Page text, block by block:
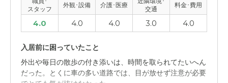
近隣環境や交通アクセスについて
討の施設に入った感じになります。
料金費用について
スタッフ
外観･設備 介護･医療
交通
料金･費用
4.0 4.0 4.0 3.0 4.0
入居前に困っていたこと
外出や毎日の散歩の付き添いは、時間を取られてたいへん
だった。とくに車の多い道路では、目が放せず注意が必要